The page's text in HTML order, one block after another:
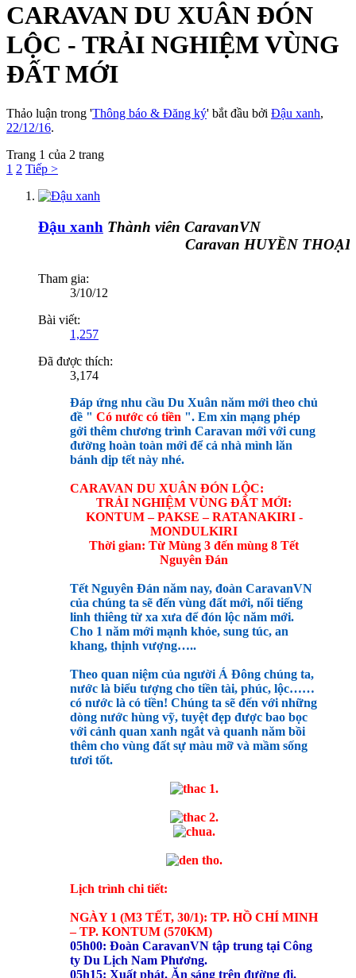
CARAVAN DU XUÂN ĐÓN
LỘC - TRẢI NGHIỆM VÙNG
ĐẤT MỚI
Thảo luận trong 'Thông báo & Đăng ký' bắt đầu bởi Đậu xanh,
22/12/16.
Trang 1 của 2 trang
1 2 Tiếp >
Đậu xanh Thành viên CaravanVN
Caravan HUYỀN THOẠI
Tham gia:
3/10/12
Bài viết:
1,257
Đã được thích:
3,174
Đáp ứng nhu cầu Du Xuân năm mới theo chủ
đề " Có nước có tiền ". Em xin mạng phép
gởi thêm chương trình Caravan mới với cung
đường hoàn toàn mới để cả nhà mình lăn
bánh dịp tết này nhé.
CARAVAN DU XUÂN ĐÓN LỘC:
TRẢI NGHIỆM VÙNG ĐẤT MỚI:
KONTUM – PAKSE – RATANAKIRI -
MONDULKIRI
Thời gian: Từ Mùng 3 đến mùng 8 Tết
Nguyên Đán
Tết Nguyên Đán năm nay, đoàn CaravanVN
của chúng ta sẽ đến vùng đất mới, nổi tiếng
linh thiêng từ xa xưa để đón lộc năm mới.
Cho 1 năm mới mạnh khỏe, sung túc, an
khang, thịnh vượng…..
Theo quan niệm của người Á Đông chúng ta,
nước là biểu tượng cho tiền tài, phúc, lộc……
có nước là có tiền! Chúng ta sẽ đến với những
dòng nước hùng vỹ, tuyệt đẹp được bao bọc
với cảnh quan xanh ngắt và quanh năm bồi
thêm cho vùng đất sự màu mỡ và mầm sống
tươi tốt.
Lịch trình chi tiết:
NGÀY 1 (M3 TẾT, 30/1): TP. HỒ CHÍ MINH
– TP. KONTUM (570KM)
05h00: Đoàn CaravanVN tập trung tại Công
ty Du Lịch Nam Phương.
05h15: Xuất phát. Ăn sáng trên đường đi.